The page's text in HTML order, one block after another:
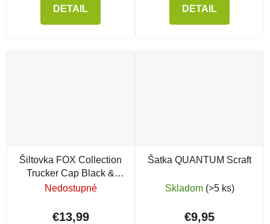
DETAIL DETAIL
Šiltovka FOX Collection
Trucker Cap Black &
Orange
Nedostupné
€13,99
Šatka QUANTUM Scraft
Skladom (>5 ks)
€9,95